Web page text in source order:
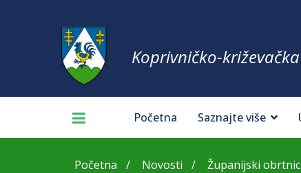
Koprivničko-
Početna Saznajte više
Početna Novosti Županijski